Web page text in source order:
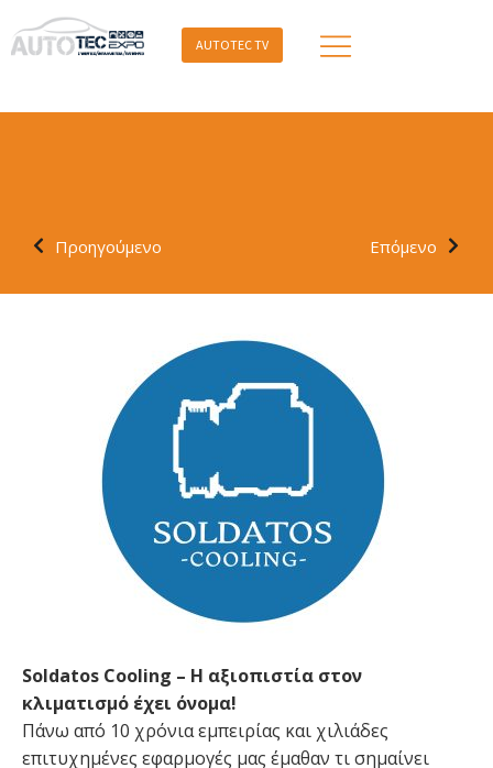
AUTOTEC TV
Προηγούμενο Επόμενο
Soldatos Cooling – Η αξιοπιστία στον
κλιματισμό έχει όνομα!
Πάνω από 10 χρόνια εμπειρίας και χιλιάδες
επιτυχημένες εφαρμογές μας έμαθαν τι σημαίνει